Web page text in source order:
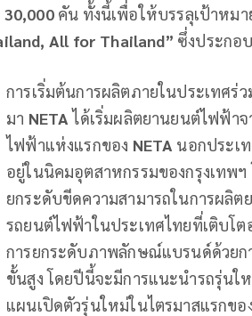
30,000คัน ทั้งนี้เพื่อให้บรรลุเป้าหมา
All for Thailand” ซึ่งประกอ
การเริ่มต้นการผลิตภายในประเทศ
มา NETAได้เริ่มผลิตยานยนต์ไฟฟ้าจ
ไฟฟ้าแห่งแรกของ NETA นอกประเ
อยู่ในนิคมอุตสาหกรรมของกรุงเทพ
ยกระดับขีดความสามารถในการผลิ
รถยนต์ไฟฟ้าในประเทศไทยที่เติบโต
การยกระดับภาพลักษณ์แบรนด์ด้วยก
ขั้นสูง โดยปีนี้จะมีการแนะนำรถรุ่นใ
แผนเปิดตัวรุ่นใหม่ในไตรมาสแรกข